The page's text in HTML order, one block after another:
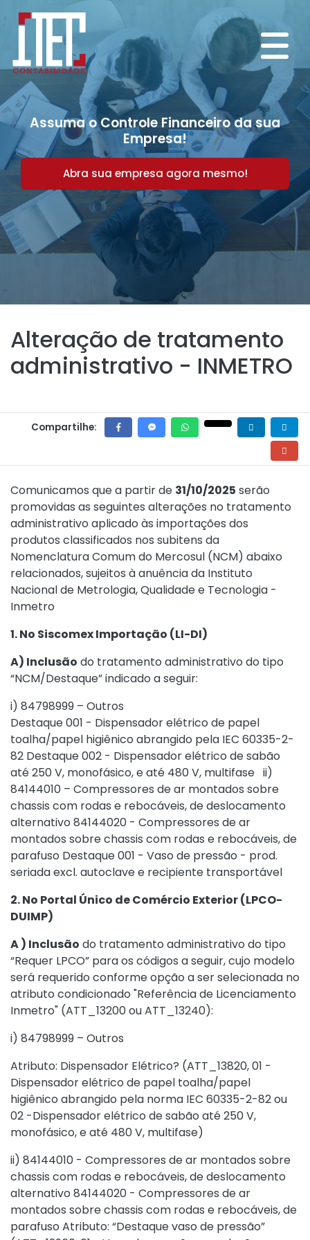
Assuma o Controle Financeiro da sua
Empresa!
Abra sua empresa agora mesmo!
Alteração de tratamento
administrativo - INMETRO
Compartilhe:
Comunicamos que a partir de 31/10/2025 serão
promovidas as seguintes alterações no tratamento
administrativo aplicado às importações dos
produtos classificados nos subitens da
Nomenclatura Comum do Mercosul (NCM) abaixo
relacionados, sujeitos à anuência da Instituto
Nacional de Metrologia, Qualidade e Tecnologia -
Inmetro
1. No Siscomex Importação (LI-DI)
A) Inclusão do tratamento administrativo do tipo
“NCM/Destaque” indicado a seguir:
i) 84798999 – Outros
Destaque 001 - Dispensador elétrico de papel
toalha/papel higiênico abrangido pela IEC 60335-2-
82 Destaque 002 - Dispensador elétrico de sabão
até 250 V, monofásico, e até 480 V, multifase ii)
84144010 – Compressores de ar montados sobre
chassis com rodas e rebocáveis, de deslocamento
alternativo 84144020 - Compressores de ar
montados sobre chassis com rodas e rebocáveis, de
parafuso Destaque 001 - Vaso de pressão - prod.
seriada excl. autoclave e recipiente transportável
2. No Portal Único de Comércio Exterior (LPCO-
DUIMP)
A ) Inclusão do tratamento administrativo do tipo
“Requer LPCO” para os códigos a seguir, cujo modelo
será requerido conforme opção a ser selecionada no
atributo condicionado "Referência de Licenciamento
Inmetro" (ATT_13200 ou ATT_13240):
i) 84798999 – Outros
Atributo: Dispensador Elétrico? (ATT_13820, 01 -
Dispensador elétrico de papel toalha/papel
higiênico abrangido pela norma IEC 60335-2-82 ou
02 -Dispensador elétrico de sabão até 250 V,
monofásico, e até 480 V, multifase)
ii) 84144010 - Compressores de ar montados sobre
chassis com rodas e rebocáveis, de deslocamento
alternativo 84144020 - Compressores de ar
montados sobre chassis com rodas e rebocáveis, de
parafuso Atributo: “Destaque vaso de pressão”